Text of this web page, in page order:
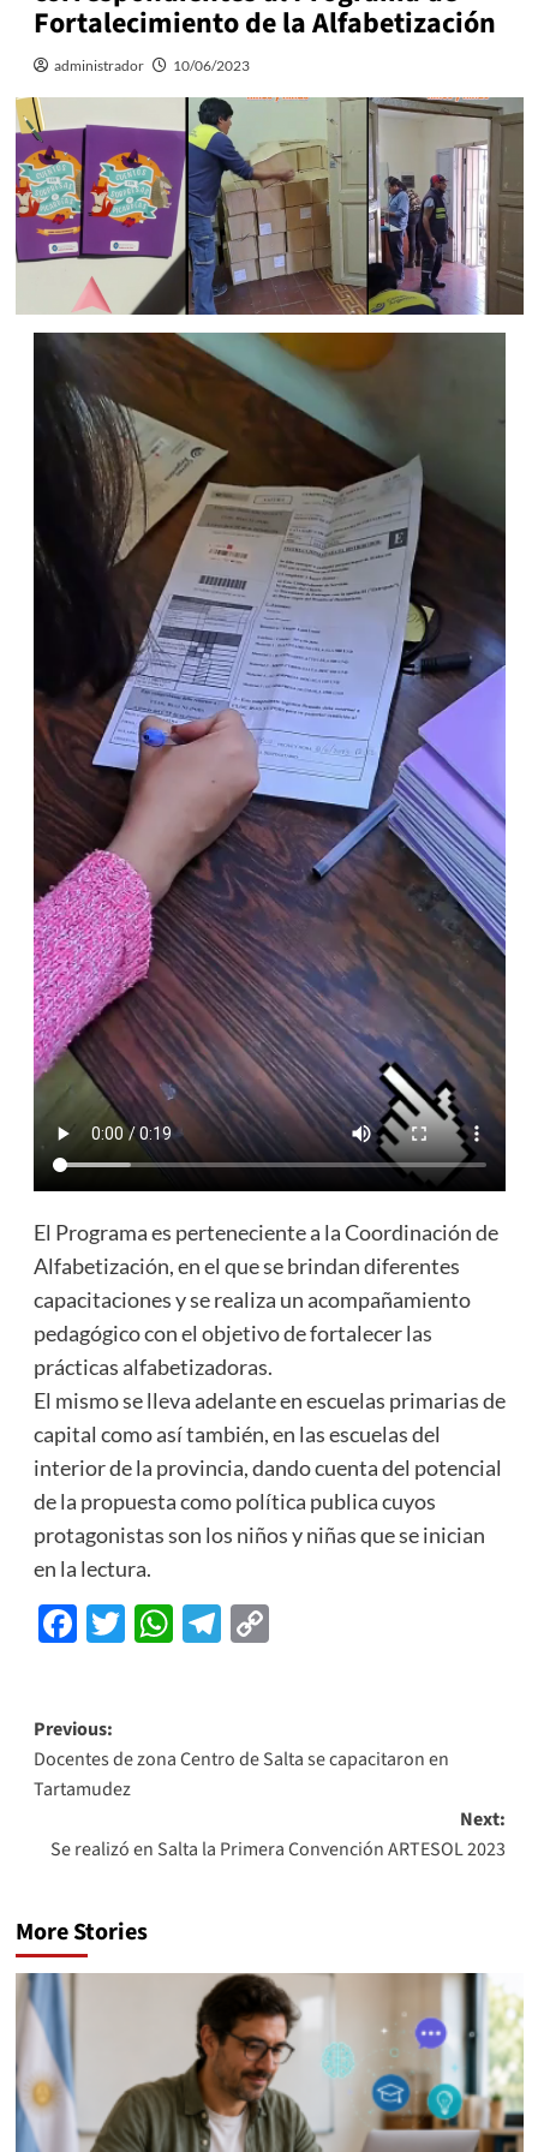
Fortalecimiento de la Alfabetización
administrador 10/06/2023
El Programa es perteneciente a la Coordinación de
Alfabetización, en el que se brindan diferentes
capacitaciones y se realiza un acompañamiento
pedagógico con el objetivo de fortalecer las
prácticas alfabetizadoras.
El mismo se lleva adelante en escuelas primarias de
capital como así también, en las escuelas del
interior de la provincia, dando cuenta del potencial
de la propuesta como política publica cuyos
protagonistas son los niños y niñas que se inician
en la lectura.
Facebook
Twitter
WhatsApp
Telegram
Copy
Previous:
Docentes de zona Centro de Salta se capacitaron en
Tartamudez
Next:
Se realizó en Salta la Primera Convención ARTESOL 2023
More Stories